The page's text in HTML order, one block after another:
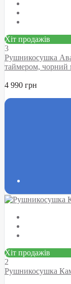
Хіт продажів
3
Рушникосушка
таймером, чорний
4 990 грн
Хіт продажів
2
Рушникосушка